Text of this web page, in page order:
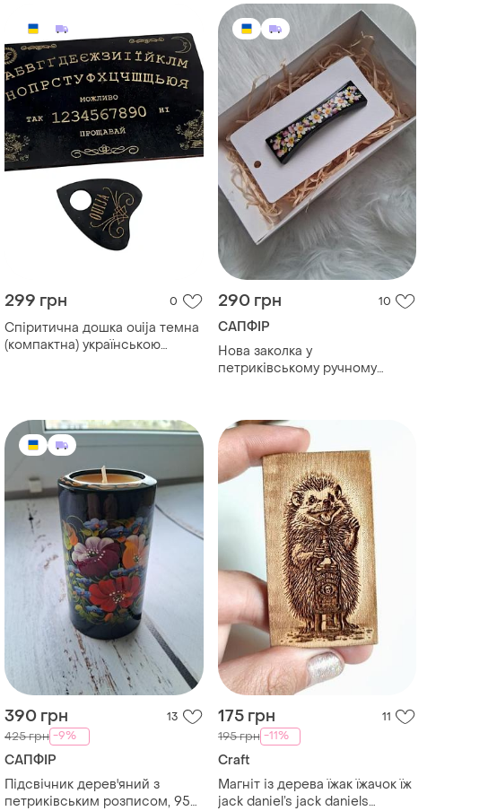
299 грн 0
Спіритична дошка ouija темна
(компактна) українською
290 грн 10
САПФІР
Нова заколка у
петриківському ручному
390 грн 13
425 грн -9%
САПФІР
Підсвічник дерев'яний з
петриківським розписом, 95
175 грн 11
195 грн -11%
Craft
Магніт із дерева їжак їжачок їж
jack daniel’s jack daniels